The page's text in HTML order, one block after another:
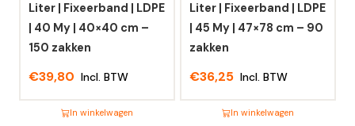
Liter | Fixeerband | LDPE
| 40 My | 40×40 cm –
150 zakken
€39,80 Incl. BTW
In winkelwagen
Liter | Fixeerband | LDPE
| 45 My | 47×78 cm – 90
zakken
€36,25 Incl. BTW
In winkelwagen